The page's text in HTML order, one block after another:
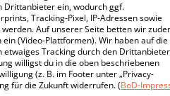
Drittanbieter ein, wodurch ggf.
Tracking-Pixel, IP-Adressen sowie
Auf unserer Seite betten wir
(Video-Plattformen). Wir haben auf die
Tracking durch den Drittanbieter
willigst du in die oben beschriebenen
(z. B. im Footer unter „Privacy-
für die Zukunft widerrufen. (BoD-